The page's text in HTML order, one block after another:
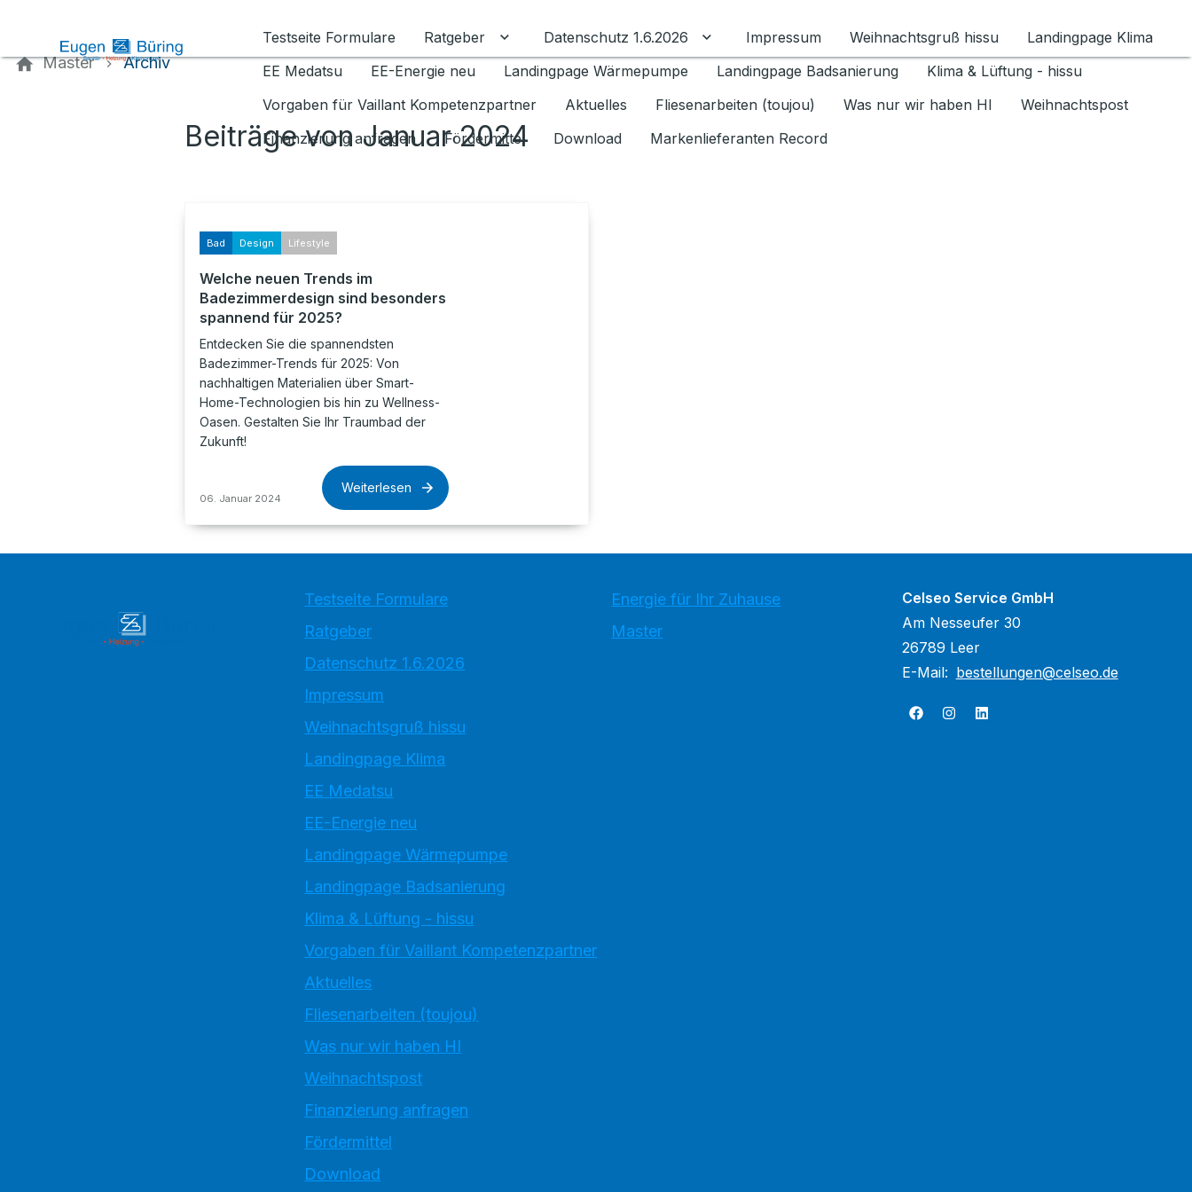
Testseite Formulare
Ratgeber Untermenü für Ratgeber umschalten
Datenschutz 1.6.2026 Untermenü für Datenschutz 1.6.2026 umschalten
Impressum Weihnachtsgruß hissu
Landingpage Klima
EE Medatsu
EE-Energie neu Landingpage Wärmepumpe Landingpage Badsanierung
Klima & Lüftung - hissu
Vorgaben für Vaillant Kompetenzpartner
Aktuelles Fliesenarbeiten (toujou) Was nur wir haben HI
Weihnachtspost
Finanzierung anfragen
Fördermittel Download Markenlieferanten Record
Master Archiv
Beiträge von Januar 2024
Bad Design Lifestyle
Welche neuen Trends im
Badezimmerdesign sind besonders
spannend für 2025?
Entdecken Sie die spannendsten
Badezimmer-Trends für 2025: Von
nachhaltigen Materialien über Smart-
Home-Technologien bis hin zu Wellness-
Oasen. Gestalten Sie Ihr Traumbad der
Zukunft!
06. Januar 2024
Weiterlesen
Testseite Formulare
Ratgeber
Datenschutz 1.6.2026
Impressum
Weihnachtsgruß hissu
Landingpage Klima
EE Medatsu
EE-Energie neu
Landingpage Wärmepumpe
Landingpage Badsanierung
Klima & Lüftung - hissu
Vorgaben für Vaillant Kompetenzpartner
Aktuelles
Fliesenarbeiten (toujou)
Was nur wir haben HI
Weihnachtspost
Finanzierung anfragen
Fördermittel
Download
Energie für Ihr Zuhause
Master
Celseo Service GmbH
Am Nesseufer 30
26789 Leer
E-Mail: bestellungen@celseo.de